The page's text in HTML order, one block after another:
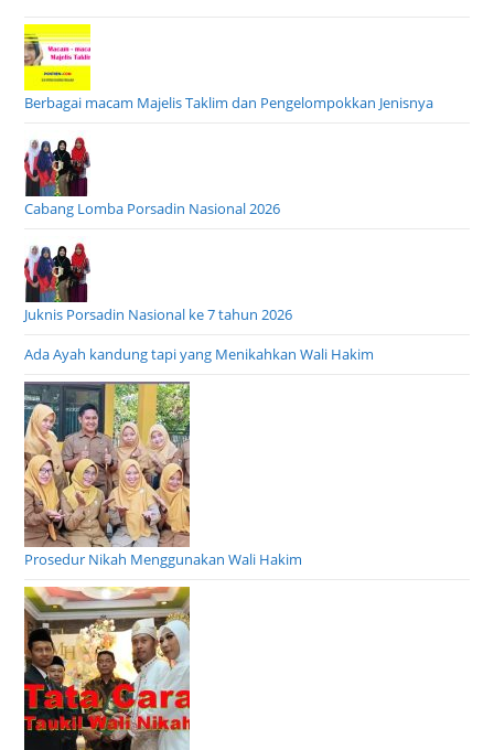
Berbagai macam Majelis Taklim dan Pengelompokkan Jenisnya
Cabang Lomba Porsadin Nasional 2026
Juknis Porsadin Nasional ke 7 tahun 2026
Ada Ayah kandung tapi yang Menikahkan Wali Hakim
Prosedur Nikah Menggunakan Wali Hakim